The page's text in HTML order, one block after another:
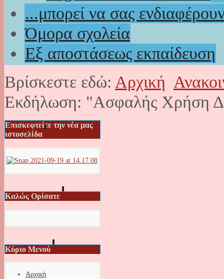
...μπορεί να σας
Όμορα σχολεία
Εξ αποστάσεως εκπαίδευση
Βρίσκεστε εδώ: Αρχική
Εκδήλωση: "Ασφαλής Χρήση
Επισκεφτείτε την νέα μας
ιστοσελίδα
Καλώς Ορίσατε
Κύριο Μενού
Αρχική